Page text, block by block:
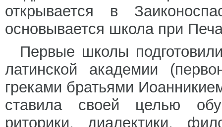
открывается в
основывается школа при
Первые школы
латинской академии
греками братьями
ставила своей целью
риторики, диалектики,